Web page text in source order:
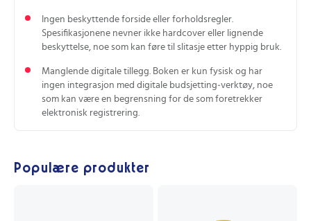
Ingen beskyttende forside eller forholdsregler.
Spesifikasjonene nevner ikke hardcover eller lignende
beskyttelse, noe som kan føre til slitasje etter hyppig bruk.
Manglende digitale tillegg. Boken er kun fysisk og har
ingen integrasjon med digitale budsjetting‑verktøy, noe
som kan være en begrensning for de som foretrekker
elektronisk registrering.
Populære produkter